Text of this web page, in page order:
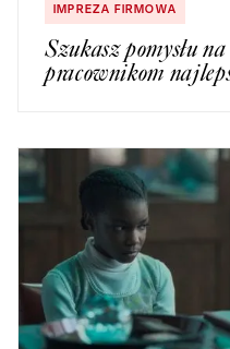
IMPREZA FIRMOWA
Szukasz pomysłu
pracownikom